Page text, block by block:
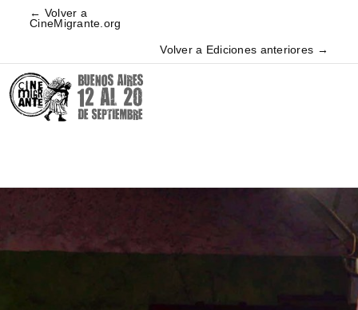
← Volver a
CineMigrante.org
Volver a Ediciones anteriores →